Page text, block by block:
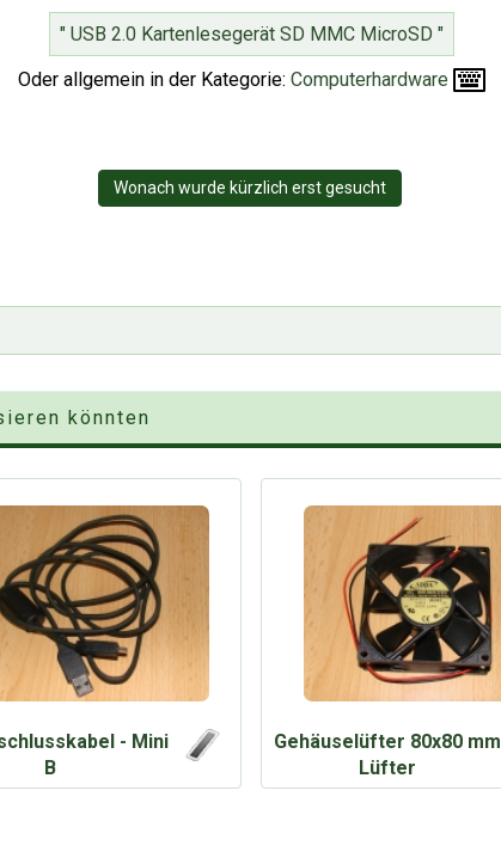
" USB 2.0 Kartenlesegerät SD MMC MicroSD "
Oder allgemein in der Kategorie: Computerhardware
Wonach wurde kürzlich erst gesucht
könnten
- Mini
B
Gehäuselüfter 80x80 mm
Lüfter